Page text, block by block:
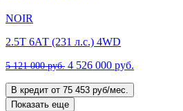
NOIR
2.5T 6АТ (231 л.с.) 4WD
5 121 000 руб. 4 526 000 руб.
В кредит от 75 453 руб/мес.
Показать еще